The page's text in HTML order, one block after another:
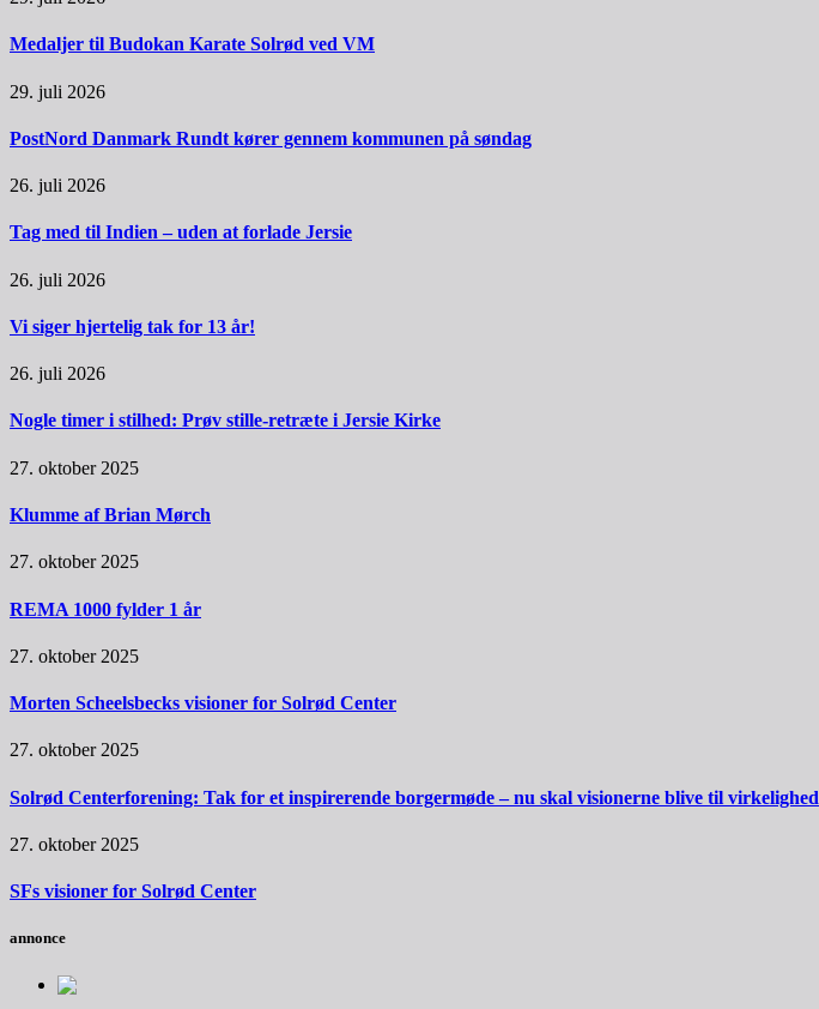
Medaljer til Budokan Karate Solrød ved VM
29. juli 2026
PostNord Danmark Rundt kører gennem kommunen på søndag
26. juli 2026
Tag med til Indien – uden at forlade Jersie
26. juli 2026
Vi siger hjertelig tak for 13 år!
26. juli 2026
Nogle timer i stilhed: Prøv stille-retræte i Jersie Kirke
27. oktober 2025
Klumme af Brian Mørch
27. oktober 2025
REMA 1000 fylder 1 år
27. oktober 2025
Morten Scheelsbecks visioner for Solrød Center
27. oktober 2025
Solrød Centerforening: Tak for et inspirerende borgermøde – nu skal visionerne blive til virkelighed
27. oktober 2025
SFs visioner for Solrød Center
annonce